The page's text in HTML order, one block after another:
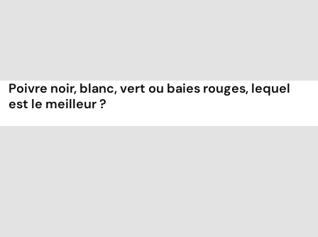
Poivre noir, blanc, vert ou baies rouges, lequel
est le meilleur ?